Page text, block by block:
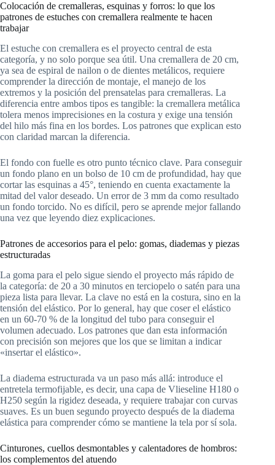
Colocación de cremalleras, esquinas y forros: lo que los
patrones de estuches con cremallera realmente te hacen
trabajar
El estuche con cremallera es el proyecto central de esta
categoría, y no solo porque sea útil. Una cremallera de 20 cm,
ya sea de espiral de nailon o de dientes metálicos, requiere
comprender la dirección de montaje, el manejo de los
extremos y la posición del prensatelas para cremalleras. La
diferencia entre ambos tipos es tangible: la cremallera metálica
tolera menos imprecisiones en la costura y exige una tensión
del hilo más fina en los bordes. Los patrones que explican esto
con claridad marcan la diferencia.
El fondo con fuelle es otro punto técnico clave. Para conseguir
un fondo plano en un bolso de 10 cm de profundidad, hay que
cortar las esquinas a 45°, teniendo en cuenta exactamente la
mitad del valor deseado. Un error de 3 mm da como resultado
un fondo torcido. No es difícil, pero se aprende mejor fallando
una vez que leyendo diez explicaciones.
Patrones de accesorios para el pelo: gomas, diademas y piezas
estructuradas
La goma para el pelo sigue siendo el proyecto más rápido de
la categoría: de 20 a 30 minutos en terciopelo o satén para una
pieza lista para llevar. La clave no está en la costura, sino en la
tensión del elástico. Por lo general, hay que coser el elástico
en un 60-70 % de la longitud del tubo para conseguir el
volumen adecuado. Los patrones que dan esta información
con precisión son mejores que los que se limitan a indicar
«insertar el elástico».
La diadema estructurada va un paso más allá: introduce el
entretela termofijable, es decir, una capa de Vlieseline H180 o
H250 según la rigidez deseada, y requiere trabajar con curvas
suaves. Es un buen segundo proyecto después de la diadema
elástica para comprender cómo se mantiene la tela por sí sola.
Cinturones, cuellos desmontables y calentadores de hombros:
los complementos del atuendo